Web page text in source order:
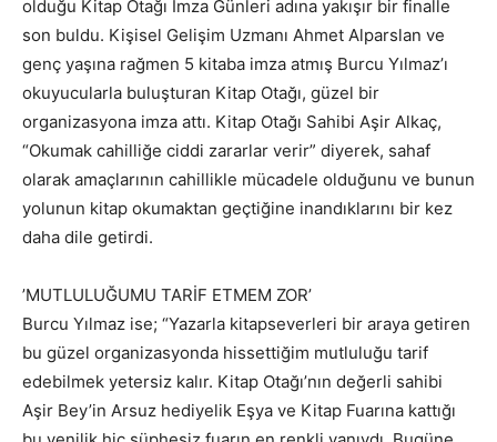
olduğu Kitap Otağı İmza Günleri adına yakışır bir finalle
son buldu. Kişisel Gelişim Uzmanı Ahmet Alparslan ve
genç yaşına rağmen 5 kitaba imza atmış Burcu Yılmaz’ı
okuyucularla buluşturan Kitap Otağı, güzel bir
organizasyona imza attı. Kitap Otağı Sahibi Aşir Alkaç,
“Okumak cahilliğe ciddi zararlar verir” diyerek, sahaf
olarak amaçlarının cahillikle mücadele olduğunu ve bunun
yolunun kitap okumaktan geçtiğine inandıklarını bir kez
daha dile getirdi.
’MUTLULUĞUMU TARİF ETMEM ZOR’
Burcu Yılmaz ise; “Yazarla kitapseverleri bir araya getiren
bu güzel organizasyonda hissettiğim mutluluğu tarif
edebilmek yetersiz kalır. Kitap Otağı’nın değerli sahibi
Aşir Bey’in Arsuz hediyelik Eşya ve Kitap Fuarına kattığı